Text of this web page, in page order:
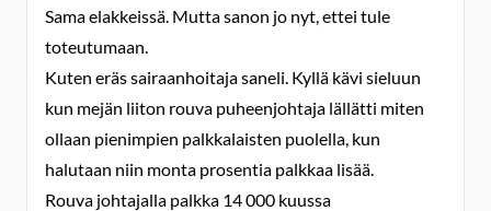
Sama elakkeissä. Mutta sanon jo nyt, ettei tule
toteutumaan.
Kuten eräs sairaanhoitaja saneli. Kyllä kävi sieluun
kun mejän liiton rouva puheenjohtaja lällätti miten
ollaan pienimpien palkkalaisten puolella, kun
halutaan niin monta prosentia palkkaa lisää.
Rouva johtajalla palkka 14 000 kuussa